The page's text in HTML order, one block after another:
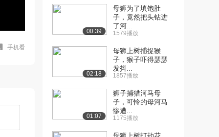
手机看
00:39
母狮为了填饱肚
子，竟然把头钻进
了河...
1579播放
02:18
母狮上树捕捉猴
子，猴子吓得瑟瑟
发抖...
1857播放
01:07
狮子捕猎河马母
子，可怜的母河马
惨遭...
1175播放